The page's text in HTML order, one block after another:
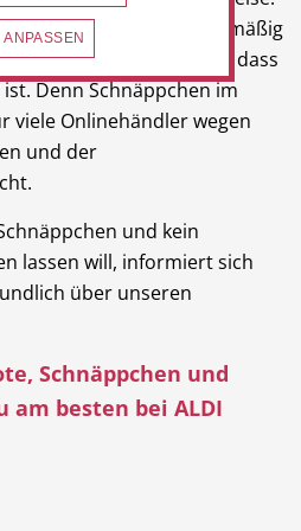
von Onlineshops regelmäßig
NORD, wird feststellen, dass
Denn Schnäppchen im
viele Onlinehändler wegen
und der
und kein
lassen will, informiert sich
über unseren
Schnäppchen und
am besten bei ALDI